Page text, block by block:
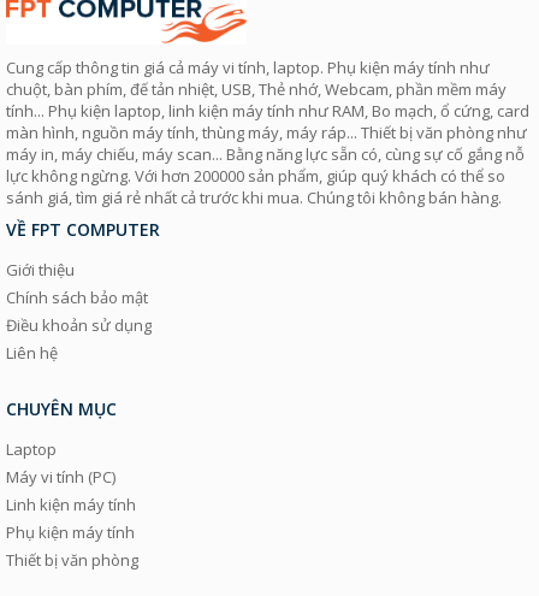
Cung cấp thông tin giá cả máy vi tính, laptop. Phụ kiện máy tính như
chuột, bàn phím, đế tản nhiệt, USB, Thẻ nhớ, Webcam, phần mềm máy
tính... Phụ kiện laptop, linh kiện máy tính như RAM, Bo mạch, ổ cứng, card
màn hình, nguồn máy tính, thùng máy, máy ráp... Thiết bị văn phòng như
máy in, máy chiếu, máy scan... Bằng năng lực sẵn có, cùng sự cố gắng nỗ
lực không ngừng. Với hơn 200000 sản phẩm, giúp quý khách có thể so
sánh giá, tìm giá rẻ nhất cả trước khi mua. Chúng tôi không bán hàng.
VỀ FPT COMPUTER
Giới thiệu
Chính sách bảo mật
Điều khoản sử dụng
Liên hệ
CHUYÊN MỤC
Laptop
Máy vi tính (PC)
Linh kiện máy tính
Phụ kiện máy tính
Thiết bị văn phòng